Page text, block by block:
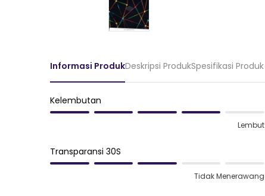
Informasi ProdukDeskripsi ProdukSpesifikasi Produk
Kelembutan
Lembut
Transparansi 30S
Tidak Menerawang